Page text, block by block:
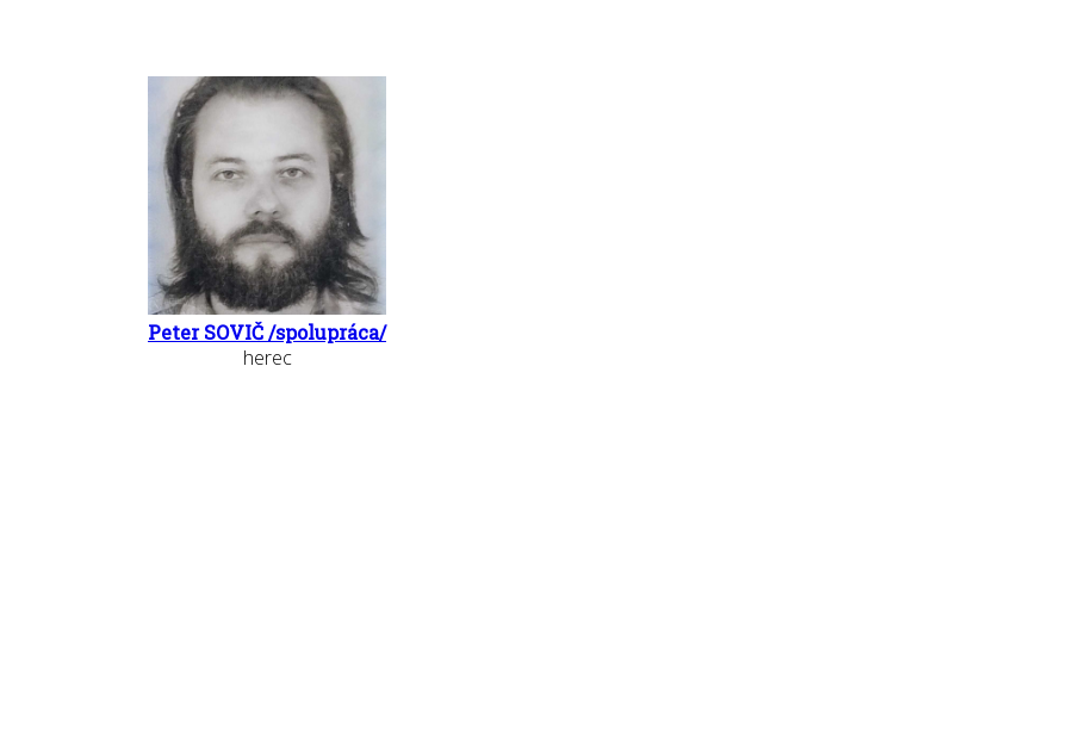
Peter SOVIČ /spolupráca/
herec